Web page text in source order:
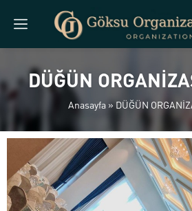
DÜĞÜN
Anasayfa»DÜĞÜN